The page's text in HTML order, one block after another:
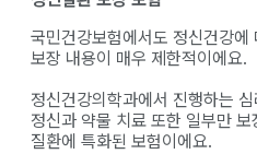
국민건강보험에서도 정신건강
보장 내용이 매우 제한적이에요.
정신건강의학과에서 진행하는
정신과 약물 치료 또한 일부만
질환에 특화된 보험이에요.